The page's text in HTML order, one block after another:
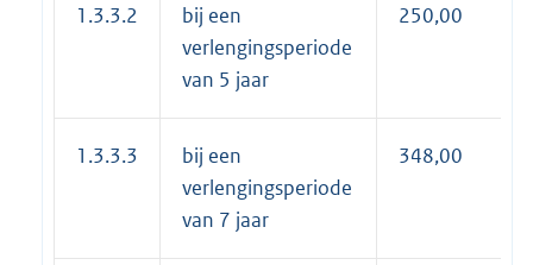
1.3.3.2
bij een
verlengingsperiode
van 5 jaar
250,00
1.3.3.3
bij een
verlengingsperiode
van 7 jaar
348,00